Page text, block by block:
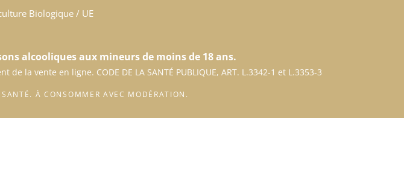
alcooliques aux mineurs de moins de 18 ans.
la vente en ligne. CODE DE LA SANTÉ PUBLIQUE, ART. L.3342-1 et L.3353-3
À CONSOMMER AVEC MODÉRATION.